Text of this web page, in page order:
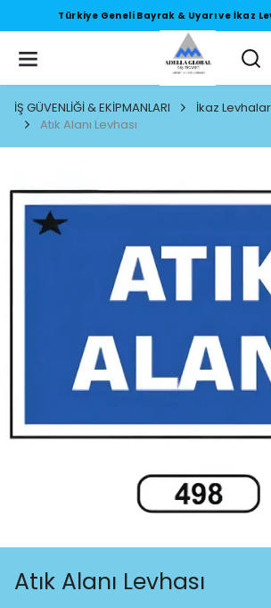
Türkiye Geneli Bayrak & Uyarı ve İkaz
İŞ GÜVENLİĞİ & EKİPMANLARI İkaz
Atık Alanı Levhası
Atık Alanı Levhası